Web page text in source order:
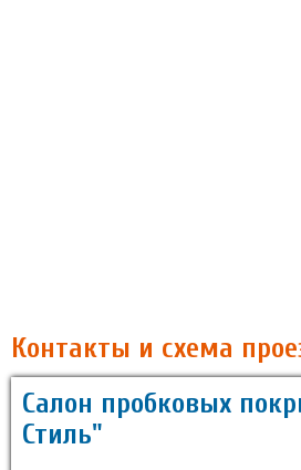
Контакты и схема
Салон пробковых
Стиль"